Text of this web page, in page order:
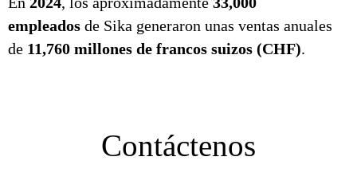
empleados de Sika generaron unas ventas anuales
de 11,760 millones de francos suizos (CHF).
Contáctenos